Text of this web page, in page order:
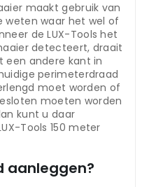
maakt gebruik van
waar het wel of
de LUX-Tools het
detecteert, draait
een andere kant in
perimeterdraad
moet worden of
moeten worden
kunt u daar
Tools 150 meter
aanleggen?